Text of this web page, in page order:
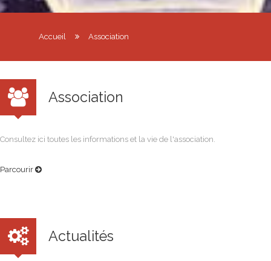
Accueil Association
Association
Consultez ici toutes les informations et la vie de l'association.
Parcourir
Actualités